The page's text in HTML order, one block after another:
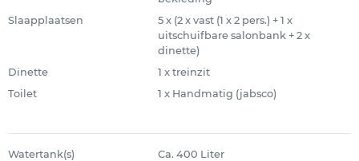
Slaapplaatsen
5 x (2 x vast (1 x 2 pers.) + 1 x
uitschuifbare salonbank + 2 x
dinette)
Dinette
1 x treinzit
Toilet
1 x Handmatig (jabsco)
Watertank(s)
Ca. 400 Liter